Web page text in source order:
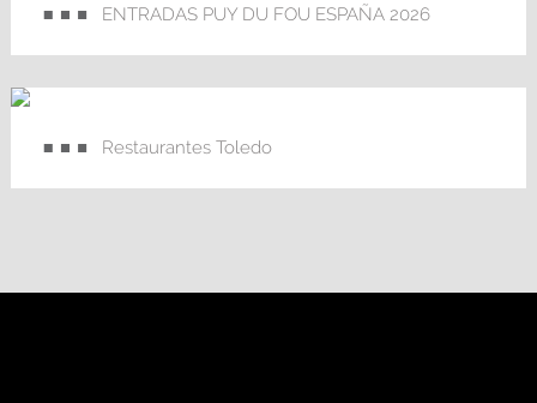
ENTRADAS PUY DU FOU ESPAÑA 2026
Restaurantes Toledo